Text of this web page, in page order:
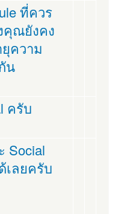
ที่ควร
คุณยังคง
ความ
น
ครับ
Social
เลยครับ